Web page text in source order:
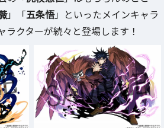
」「五条悟」といったメインキャラ
ラクターが続々と登場します！